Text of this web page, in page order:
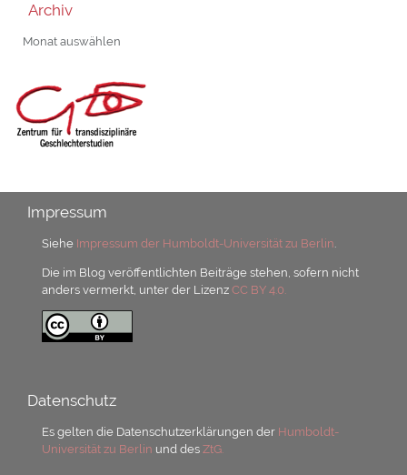
Archiv
Archiv
Impressum
Siehe Impressum der Humboldt-Universität zu Berlin.
Die im Blog veröffentlichten Beiträge stehen, sofern nicht
anders vermerkt, unter der LizenzCC BY 4.0.
Datenschutz
Es gelten die Datenschutzerklärungen der Humboldt-
Universität zu Berlin und desZtG.